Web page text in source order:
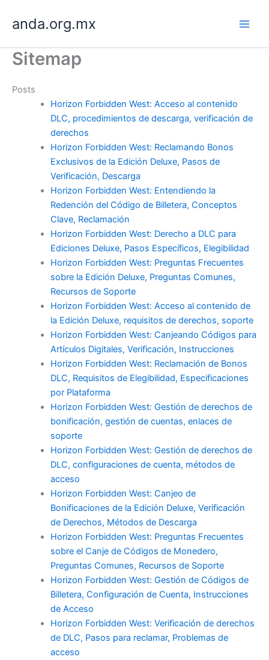
anda.org.mx
Sitemap
Posts
Horizon Forbidden West: Acceso al contenido
DLC, procedimientos de descarga, verificación de
derechos
Horizon Forbidden West: Reclamando Bonos
Exclusivos de la Edición Deluxe, Pasos de
Verificación, Descarga
Horizon Forbidden West: Entendiendo la
Redención del Código de Billetera, Conceptos
Clave, Reclamación
Horizon Forbidden West: Derecho a DLC para
Ediciones Deluxe, Pasos Específicos, Elegibilidad
Horizon Forbidden West: Preguntas Frecuentes
sobre la Edición Deluxe, Preguntas Comunes,
Recursos de Soporte
Horizon Forbidden West: Acceso al contenido de
la Edición Deluxe, requisitos de derechos, soporte
Horizon Forbidden West: Canjeando Códigos para
Artículos Digitales, Verificación, Instrucciones
Horizon Forbidden West: Reclamación de Bonos
DLC, Requisitos de Elegibilidad, Especificaciones
por Plataforma
Horizon Forbidden West: Gestión de derechos de
bonificación, gestión de cuentas, enlaces de
soporte
Horizon Forbidden West: Gestión de derechos de
DLC, configuraciones de cuenta, métodos de
acceso
Horizon Forbidden West: Canjeo de
Bonificaciones de la Edición Deluxe, Verificación
de Derechos, Métodos de Descarga
Horizon Forbidden West: Preguntas Frecuentes
sobre el Canje de Códigos de Monedero,
Preguntas Comunes, Recursos de Soporte
Horizon Forbidden West: Gestión de Códigos de
Billetera, Configuración de Cuenta, Instrucciones
de Acceso
Horizon Forbidden West: Verificación de derechos
de DLC, Pasos para reclamar, Problemas de
acceso